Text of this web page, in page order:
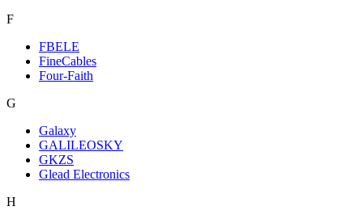
F
FBELE
FineCables
Four-Faith
G
Galaxy
GALILEOSKY
GKZS
Glead Electronics
H